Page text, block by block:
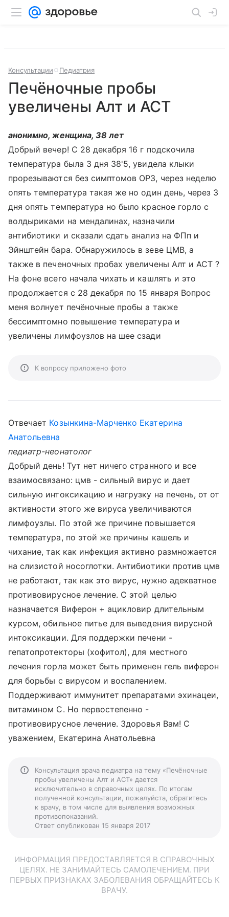
Консультации Педиатрия
Печёночные пробы
увеличены Алт и АСТ
анонимно, женщина, 38 лет
Добрый вечер! С 28 декабря 16 г подскочила
температура была 3 дня 38'5, увидела клыки
прорезываются без симптомов ОРЗ, через неделю
опять температура такая же но один день, через 3
дня опять температура но было красное горло с
волдыриками на мендалинах, назначили
антибиотики и сказали сдать анализ на ФПп и
Эйнштейн бара. Обнаружилось в зеве ЦМВ, а
также в печеночных пробах увеличены Алт и АСТ ?
На фоне всего начала чихать и кашлять и это
продолжается с 28 декабря по 15 января Вопрос
меня волнует печёночные пробы а также
бессимптомно повышение температура и
увеличены лимфоузлов на шее сзади
К вопросу приложено фото
Отвечает Козынкина-Марченко Екатерина
Анатольевна
педиатр-неонатолог
Добрый день! Тут нет ничего странного и все
взаимосвязано: цмв - сильный вирус и дает
сильную интоксикацию и нагрузку на печень, от от
активности этого же вируса увеличиваются
лимфоузлы. По этой же причине повышается
температура, по этой же причины кашель и
чихание, так как инфекция активно размножается
на слизистой носоглотки. Антибиотики против цмв
не работают, так как это вирус, нужно адекватное
противовирусное лечение. С этой целью
назначается Виферон + ацикловир длительным
курсом, обильное питье для выведения вирусной
интоксикации. Для поддержки печени -
гепатопротекторы (хофитол), для местного
лечения горла может быть применен гель виферон
для борьбы с вирусом и воспалением.
Поддерживают иммунитет препаратами эхинацеи,
витамином С. Но первостепенно -
противовирусное лечение. Здоровья Вам! С
уважением, Екатерина Анатольевна
Консультация врача педиатра на тему «Печёночные
пробы увеличены Алт и АСТ» дается
исключительно в справочных целях. По итогам
полученной консультации, пожалуйста, обратитесь
к врачу, в том числе для выявления возможных
противопоказаний.
Ответ опубликован 15 января 2017
ИНФОРМАЦИЯ ПРЕДОСТАВЛЯЕТСЯ В СПРАВОЧНЫХ
ЦЕЛЯХ. НЕ ЗАНИМАЙТЕСЬ САМОЛЕЧЕНИЕМ. ПРИ
ПЕРВЫХ ПРИЗНАКАХ ЗАБОЛЕВАНИЯ ОБРАЩАЙТЕСЬ К
ВРАЧУ.